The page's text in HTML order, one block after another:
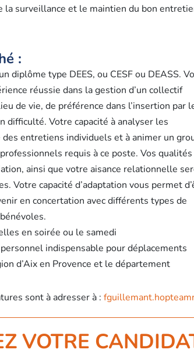
la surveillance et le maintien du bon
:
diplôme type DEES, ou CESF ou DEASS.
réussie dans la gestion d’un collectif
de vie, de préférence dans l’insertion par
difficulté. Votre capacité à analyser les
entretiens individuels et à animer un
requis à ce poste. Vos qualités
ainsi que votre aisance relationnelle
Votre capacité d’adaptation vous permet
en concertation avec différents types de
en soirée ou le samedi
indispensable pour déplacements
d’Aix en Provence et le département
sont à adresser à :
VOTRE